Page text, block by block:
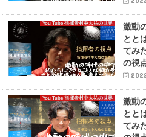
You Tube 指揮者村中大祐の世界
激動
とと
てみ
の視
You Tube 指揮者村中大祐の世界
激動
とと
てみ